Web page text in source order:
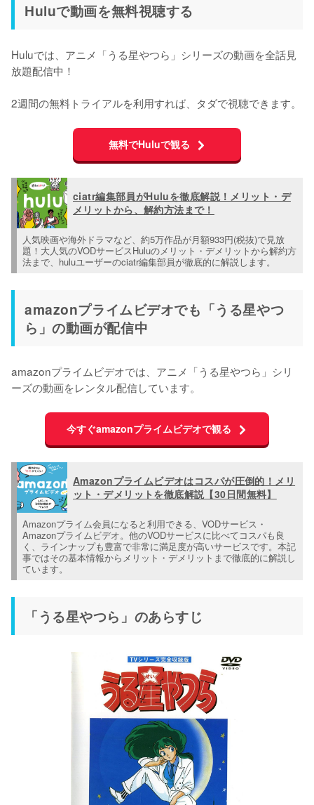
Huluで動画を無料視聴する
Huluでは、アニメ「うる星やつら」シリーズの動画を全話見
放題配信中！
2週間の無料トライアルを利用すれば、タダで視聴できます。
無料でHuluで観る
ciatr編集部員がHuluを徹底解説！メリット・デ
メリットから、解約方法まで！
人気映画や海外ドラマなど、約5万作品が月額933円(税抜)で見放
題！大人気のVODサービスHuluのメリット・デメリットから解約方
法まで、huluユーザーのciatr編集部員が徹底的に解説します。
amazonプライムビデオでも「うる星やつ
ら」の動画が配信中
amazonプライムビデオでは、アニメ「うる星やつら」シリ
ーズの動画をレンタル配信しています。
今すぐamazonプライムビデオで観る
Amazonプライムビデオはコスパが圧倒的！メリ
ット・デメリットを徹底解説【30日間無料】
Amazonプライム会員になると利用できる、VODサービス・
Amazonプライムビデオ。他のVODサービスに比べてコスパも良
く、ラインナップも豊富で非常に満足度が高いサービスです。本記
事ではその基本情報からメリット・デメリットまで徹底的に解説し
ています。
「うる星やつら」のあらすじ